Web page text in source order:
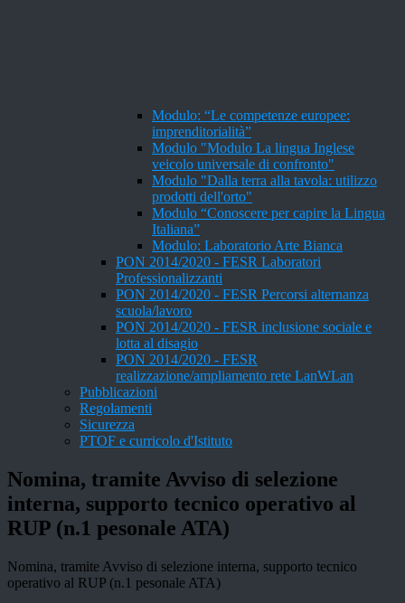
Modulo: “Le competenze europee:
imprenditorialità”
Modulo "Modulo La lingua Inglese
veicolo universale di confronto"
Modulo "Dalla terra alla tavola: utilizzo
prodotti dell'orto"
Modulo “Conoscere per capire la Lingua
Italiana”
Modulo: Laboratorio Arte Bianca
PON 2014/2020 - FESR Laboratori
Professionalizzanti
PON 2014/2020 - FESR Percorsi alternanza
scuola/lavoro
PON 2014/2020 - FESR inclusione sociale e
lotta al disagio
PON 2014/2020 - FESR
realizzazione/ampliamento rete LanWLan
Pubblicazioni
Regolamenti
Sicurezza
PTOF e curricolo d'Istituto
Nomina, tramite Avviso di selezione
interna, supporto tecnico operativo al
RUP (n.1 pesonale ATA)
Nomina, tramite Avviso di selezione interna, supporto tecnico
operativo al RUP (n.1 pesonale ATA)